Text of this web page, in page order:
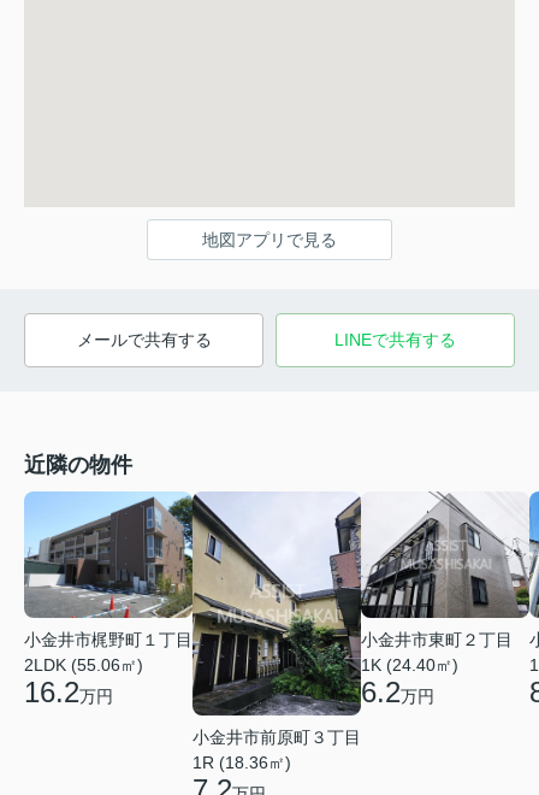
地図アプリで見る
メールで共有する LINEで共有する
近隣の物件
小金井市梶野町１丁目
2LDK (55.06㎡)
16.2万円
小金井市前原町３丁目
1R (18.36㎡)
小金井市東町２丁目
1K (24.40㎡)
6.2万円